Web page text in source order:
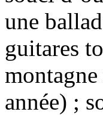
une
guitares
année) ;